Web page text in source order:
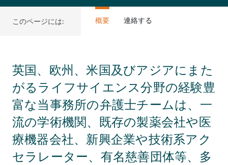
このページには: 概要 連絡する
英国、欧州、米国及びアジアにまた
がるライフサイエンス分野の経験豊
富な当事務所の弁護士チームは、一
流の学術機関、既存の製薬会社や医
療機器会社、新興企業や技術系アク
セラレーター、有名慈善団体等、多